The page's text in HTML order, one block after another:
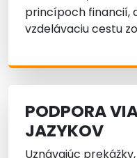
princípoch financií,
vzdelávaciu cestu
PODPORA
JAZYKOV
Uznávajúc